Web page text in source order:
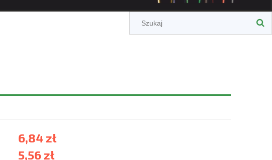
6,84 zł
5,56 zł